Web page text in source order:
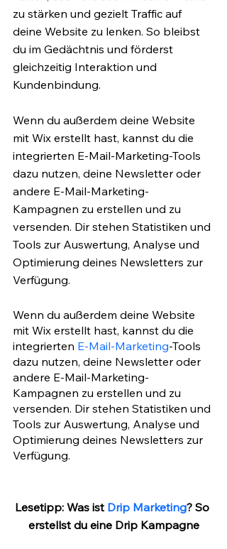
zu stärken und gezielt Traffic auf
deine Website zu lenken. So bleibst
du im Gedächtnis und förderst
gleichzeitig Interaktion und
Kundenbindung.
Wenn du außerdem deine Website
mit Wix erstellt hast, kannst du die
integrierten E-Mail-Marketing-Tools
dazu nutzen, deine Newsletter oder
andere E-Mail-Marketing-
Kampagnen zu erstellen und zu
versenden. Dir stehen Statistiken und
Tools zur Auswertung, Analyse und
Optimierung deines Newsletters zur
Verfügung.
Wenn du außerdem deine Website
mit Wix erstellt hast, kannst du die
integrierten E-Mail-Marketing-Tools
dazu nutzen, deine Newsletter oder
andere E-Mail-Marketing-
Kampagnen zu erstellen und zu
versenden. Dir stehen Statistiken und
Tools zur Auswertung, Analyse und
Optimierung deines Newsletters zur
Verfügung.
Lesetipp: Was ist Drip Marketing? So
erstellst du eine Drip Kampagne